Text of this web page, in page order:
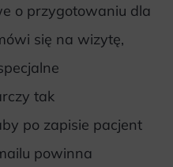
o przygotowaniu dla
się na wizytę,
tak
po zapisie pacjent
powinna